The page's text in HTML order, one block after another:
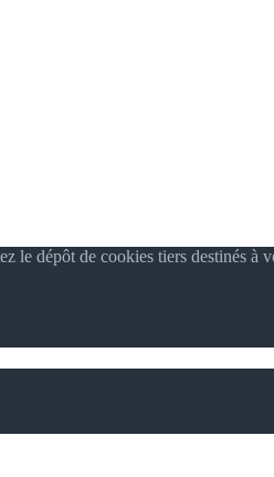
le dépôt de cookies tiers destinés à